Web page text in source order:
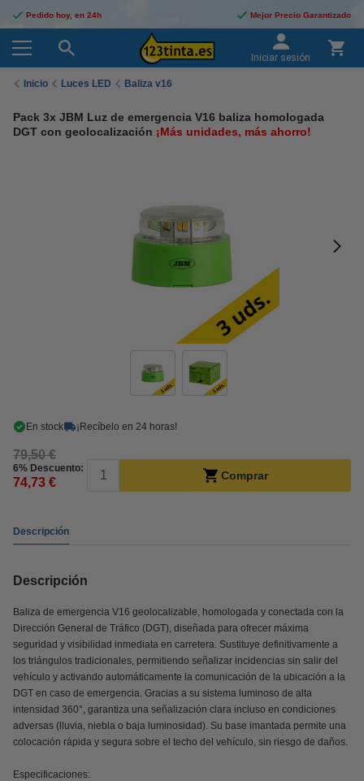
Pedido hoy, en 24h Mejor Precio Garantizado
Iniciar sesión
Inicio Luces LED Baliza v16
Pack 3x JBM Luz de emergencia V16 baliza homologada
DGT con geolocalización ¡Más unidades, más ahorro!
En stock ¡Recíbelo en 24 horas!
79,50 €
6% Descuento:
74,73 € Comprar
Descripción
Descripción
Baliza de emergencia V16 geolocalizable, homologada y conectada con la
Dirección General de Tráfico (DGT), diseñada para ofrecer máxima
seguridad y visibilidad inmediata en carretera. Sustituye definitivamente a
los triángulos tradicionales, permitiendo señalizar incidencias sin salir del
vehículo y activando automáticamente la comunicación de la ubicación a la
DGT en caso de emergencia. Gracias a su sistema luminoso de alta
intensidad 360°, garantiza una señalización clara incluso en condiciones
adversas (lluvia, niebla o baja luminosidad). Su base imantada permite una
colocación rápida y segura sobre el techo del vehículo, sin riesgo de daños.
Especificaciones: